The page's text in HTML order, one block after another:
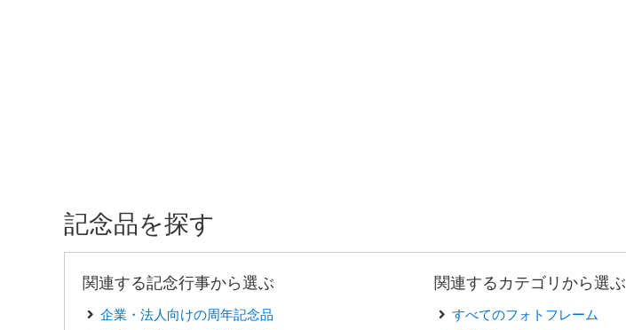
記念品を探す
関連する記念行事から選ぶ
企業・法人向けの周年記念品
関連するカテゴリから選ぶ
すべてのフォトフレーム